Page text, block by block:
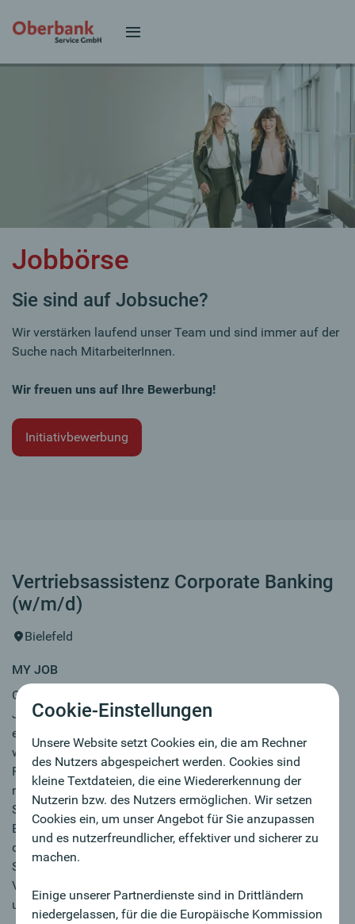
Jobbörse
Sie sind auf Jobsuche?
Wir verstärken laufend unser Team und sind immer auf der
Suche nach MitarbeiterInnen.
Wir freuen uns auf Ihre Bewerbung!
Initiativbewerbung
Vertriebsassistenz Corporate Banking
(w/m/d)
Bielefeld
MY JOB
Oberbank. Gegründet 1869 in Österreich. Seit über 30
Jahren in Deutschland auf Wachstumskurs. Wir bauen
einen neuen Standort in Bielefeld von Grund auf auf - und
was nützen die besten Berater:innen und die schönsten
Pläne ohne eine starke Hand im Hintergrund? Für unser
neues Team in Bielefeld suchen wir eine Persönlichkeit die
Struktur ins Chaos bringt und unsere Filiale repräsentiert.
Bei Ihnen laufen alle Fäden zusammen und Sie sorgen
dafür, dass sich unsere Firmenkund:innen ab der ersten
Sekunde bestens aufgehoben fühlen und halten dem
Vertriebsteam den Rücken frei. Werden Sie das Herzstück
unseres neuen Standorts im Schatten der Sparrenburg!
Cookie-Einstellungen
Unsere Website setzt Cookies ein, die am Rechner
des Nutzers abgespeichert werden. Cookies sind
kleine Textdateien, die eine Wiedererkennung der
Nutzerin bzw. des Nutzers ermöglichen. Wir setzen
Cookies ein, um unser Angebot für Sie anzupassen
und es nutzerfreundlicher, effektiver und sicherer zu
machen.
Einige unserer Partnerdienste sind in Drittländern
niedergelassen, für die die Europäische Kommission